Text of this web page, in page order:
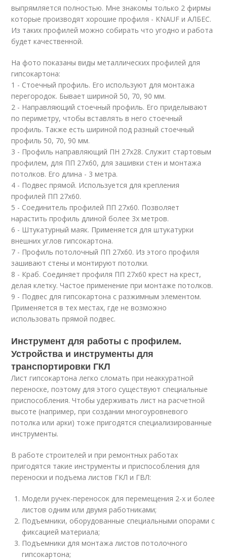
выпрямляется полностью. Мне знакомы только 2 фирмы
которые производят хорошие профиля - KNAUF и АЛБЕС.
Из таких профилей можно собирать что угодно и работа
будет качественной.
На фото показаны виды металлических профилей для
гипсокартона:
1 - Стоечный профиль. Его используют для монтажа
перегородок. Бывает шириной 50, 70, 90 мм.
2 - Направляющий стоечный профиль. Его приделывают
по периметру, чтобы вставлять в него стоечный
профиль. Также есть шириной под разный стоечный
профиль 50, 70, 90 мм.
3 - Профиль направляющий ПН 27х28. Служит стартовым
профилем, для ПП 27х60, для зашивки стен и монтажа
потолков. Его длина - 3 метра.
4 - Подвес прямой. Используется для крепления
профилей ПП 27х60.
5 - Соединитель профилей ПП 27х60. Позволяет
нарастить профиль длиной более 3х метров.
6 - Штукатурный маяк. Применяется для штукатурки
внешних углов гипсокартона.
7 - Профиль потолочный ПП 27х60. Из этого профиля
зашивают стены и монтируют потолки.
8 - Краб. Соединяет профиля ПП 27х60 крест на крест,
делая клетку. Частое применение при монтаже потолков.
9 - Подвес для гипсокартона с разжимным элементом.
Применяется в тех местах, где не возможно
использовать прямой подвес.
Инструмент для работы с профилем.
Устройства и инструменты для
транспортировки ГКЛ
Лист гипсокартона легко сломать при неаккуратной
переноске, поэтому для этого существуют специальные
приспособления. Чтобы удерживать лист на расчетной
высоте (например, при создании многоуровневого
потолка или арки) тоже пригодятся специализированные
инструменты.
В работе строителей и при ремонтных работах
пригодятся такие инструменты и приспособления для
переноски и подъема листов ГКЛ и ГВЛ:
Модели ручек-переносок для перемещения 2-х и более
листов одним или двумя работниками;
Подъемники, оборудованные специальными опорами с
фиксацией материала;
Подъемники для монтажа листов потолочного
гипсокартона;